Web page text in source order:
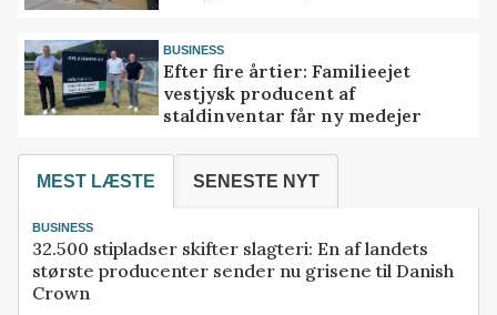
BUSINESS
Efter fire årtier: Familieejet
vestjysk producent af
staldinventar får ny medejer
MEST LÆSTE SENESTE NYT
BUSINESS
32.500 stipladser skifter slagteri: En af landets
største producenter sender nu grisene til Danish
Crown